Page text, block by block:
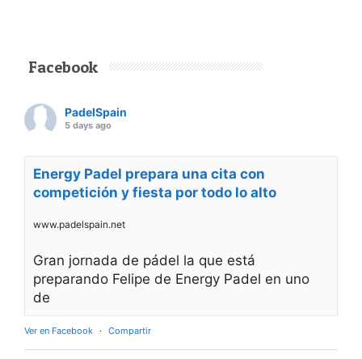
Facebook
PadelSpain
5 days ago
Energy Padel prepara una cita con
competición y fiesta por todo lo alto
www.padelspain.net
Gran jornada de pádel la que está
preparando Felipe de Energy Padel en uno
de
Ver en Facebook · Compartir